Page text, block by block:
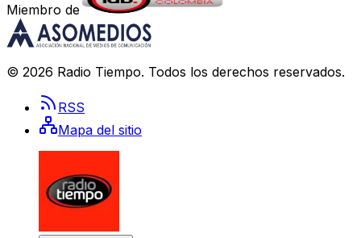
Miembro de
© 2026 Radio Tiempo. Todos los derechos reservados.
RSS
Mapa del sitio